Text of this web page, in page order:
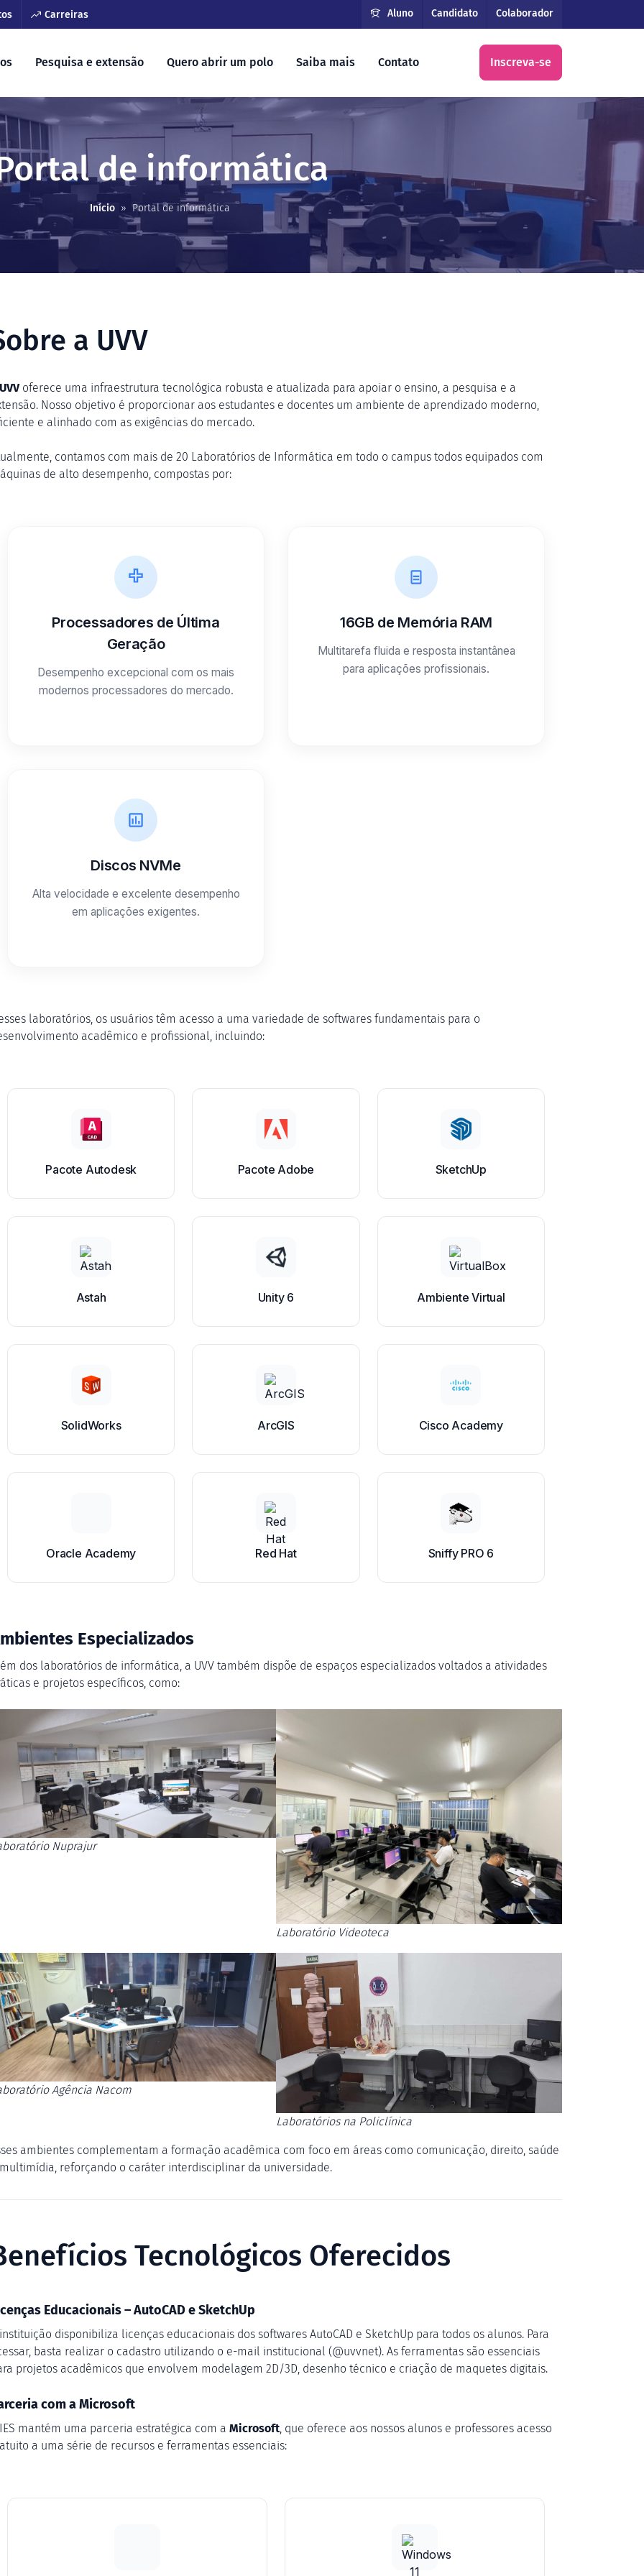
Carreiras Aluno Candidato Colaborador
Pesquisa e extensão Quero abrir um polo Saiba mais Contato Inscreva-se
de informática
Início » Portal de informática
a UVV
UVVoferece uma infraestrutura tecnológica robusta e atualizada para apoiar o ensino, a pesquisa e a
Nosso objetivo é proporcionar aos estudantes e docentes um ambiente de aprendizado moderno,
e alinhado com as exigências do mercado.
contamos com mais de 20 Laboratórios de Informática em todo o campus todos equipados com
de alto desempenho, compostas por:
Processadores de Última
Geração
Desempenho excepcional com os mais
modernos processadores do mercado.
16GB de Memória RAM
Multitarefa fluida e resposta instantânea
para aplicações profissionais.
Discos NVMe
Alta velocidade e excelente desempenho
em aplicações exigentes.
laboratórios, os usuários têm acesso a uma variedade de softwares fundamentais para o
acadêmico e profissional, incluindo:
Pacote Autodesk Pacote Adobe SketchUp
Astah Unity 6 Ambiente Virtual
SolidWorks ArcGIS Cisco Academy
Oracle Academy Red Hat Sniffy PRO 6
Especializados
dos laboratórios de informática, a UVV também dispõe de espaços especializados voltados a atividades
e projetos específicos, como:
Nuprajur
Laboratório Videoteca
Agência Nacom
Laboratórios na Policlínica
ambientes complementam a formação acadêmica com foco em áreas como comunicação, direito, saúde
reforçando o caráter interdisciplinar da universidade.
Tecnológicos Oferecidos
Educacionais – AutoCAD e SketchUp
disponibiliza licenças educacionais dos softwares AutoCAD e SketchUp para todos os alunos. Para
basta realizar o cadastro utilizando o e-mail institucional (@uvvnet). As ferramentas são essenciais
projetos acadêmicos que envolvem modelagem 2D/3D, desenho técnico e criação de maquetes digitais.
com a Microsoft
mantém uma parceria estratégica com a Microsoft, que oferece aos nossos alunos e professores acesso
a uma série de recursos e ferramentas essenciais: